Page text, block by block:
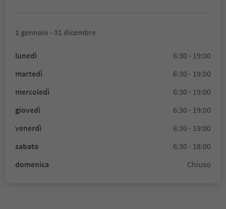
1 gennaio - 31 dicembre
lunedì
6:30 - 19:00
martedì
6:30 - 19:00
mercoledì
6:30 - 19:00
giovedì
6:30 - 19:00
venerdì
6:30 - 19:00
sabato
6:30 - 18:00
domenica
Chiuso